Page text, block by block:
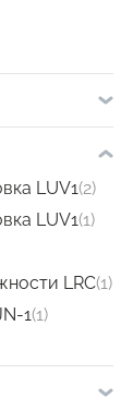
LUV1(2)
LUV1(1)
LRC(1)
1(1)